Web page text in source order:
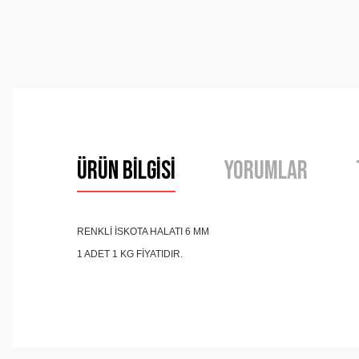
Ürün Bilgisi Yorumlar
RENKLİ İSKOTA HALATI 6 MM
1 ADET 1 KG FİYATIDIR.